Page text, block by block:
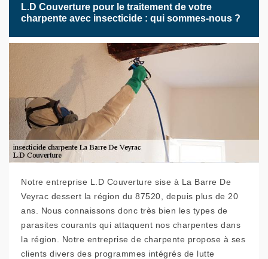
L.D Couverture pour le traitement de votre
charpente avec insecticide : qui sommes-nous ?
Notre entreprise L.D Couverture sise à La Barre De
Veyrac dessert la région du 87520, depuis plus de 20
ans. Nous connaissons donc très bien les types de
parasites courants qui attaquent nos charpentes dans
la région. Notre entreprise de charpente propose à ses
clients divers des programmes intégrés de lutte